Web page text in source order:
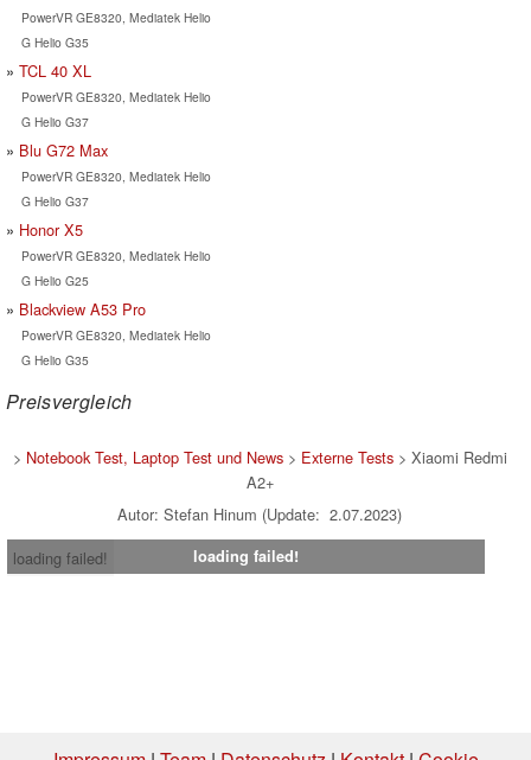
PowerVR GE8320, Mediatek Helio
G Helio G35
TCL 40 XL
PowerVR GE8320, Mediatek Helio
G Helio G37
Blu G72 Max
PowerVR GE8320, Mediatek Helio
G Helio G37
Honor X5
PowerVR GE8320, Mediatek Helio
G Helio G25
Blackview A53 Pro
PowerVR GE8320, Mediatek Helio
G Helio G35
Preisvergleich
> Notebook Test, Laptop Test und News> Externe Tests> Xiaomi Redmi
A2+
Autor: Stefan Hinum (Update: 2.07.2023)
loading failed!
loading failed!